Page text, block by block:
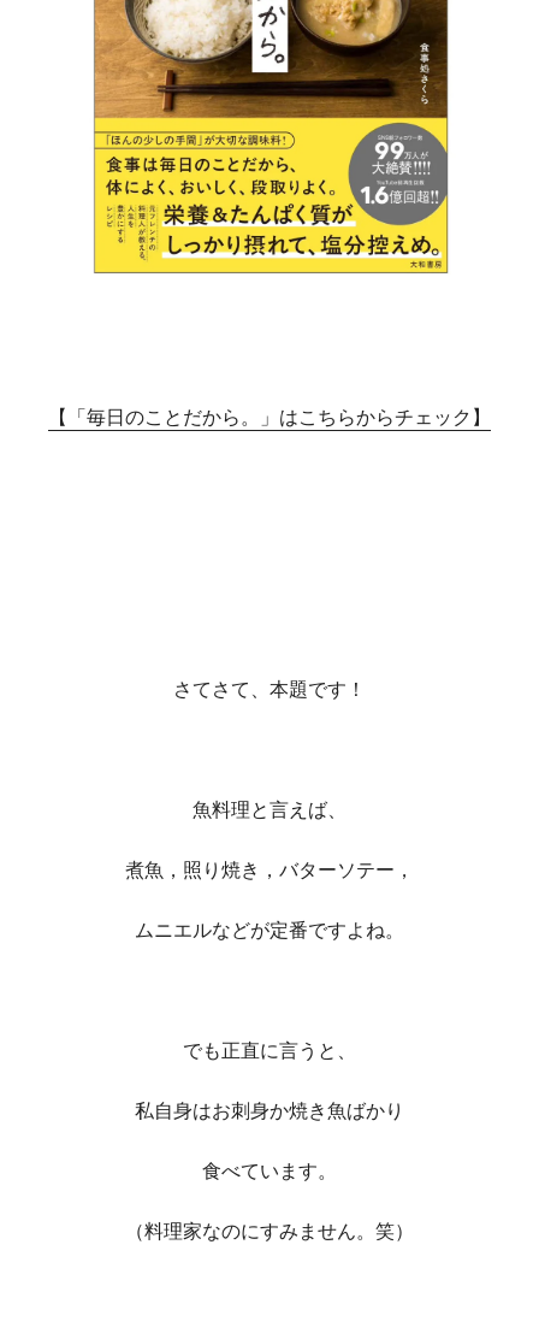
【「毎日のことだから。」はこちらからチェック】
さてさて、本題です！
魚料理と言えば、
煮魚，照り焼き，バターソテー，
ムニエルなどが定番ですよね。
でも正直に言うと、
私自身はお刺身か焼き魚ばかり
食べています。
（料理家なのにすみません。笑）